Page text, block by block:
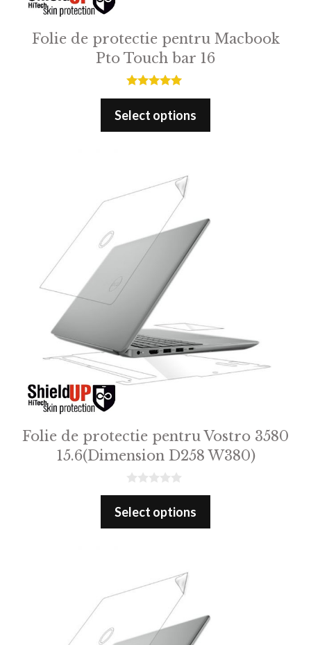
Folie de protectie pentru Macbook
Pto Touch bar 16
5.00
Select options
Folie de protectie pentru Vostro 3580
15.6(Dimension D258 W380)
0
u
Select options